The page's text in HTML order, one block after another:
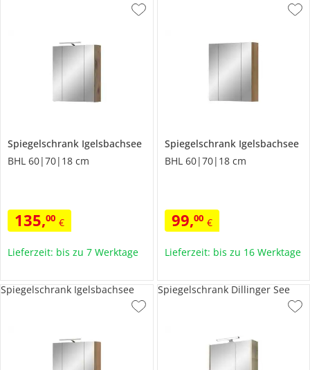
Spiegelschrank Igelsbachsee
BHL 60|70|18 cm
135,00 €
Lieferzeit: bis zu 7 Werktage
Spiegelschrank Igelsbachsee
BHL 60|70|18 cm
99,00 €
Lieferzeit: bis zu 16 Werktage
Spiegelschrank Igelsbachsee Spiegelschrank Dillinger See